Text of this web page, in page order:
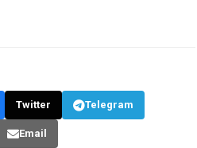
Twitter Telegram
Email